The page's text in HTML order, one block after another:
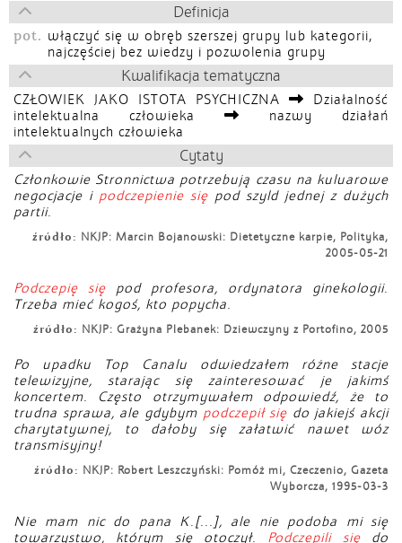
Definicja
pot. włączyć się w obręb szerszej grupy lub kategorii,
najczęściej bez wiedzy i pozwolenia grupy
Kwalifikacja tematyczna
CZŁOWIEK JAKO ISTOTA PSYCHICZNA
Działalność
intelektualna człowieka
nazwy działań
intelektualnych człowieka
Cytaty
Członkowie Stronnictwa potrzebują czasu na kuluarowe
negocjacje i podczepienie się pod szyld jednej z dużych
partii.
źródło: NKJP: Marcin Bojanowski: Dietetyczne karpie, Polityka,
2005-05-21
Podczepię się pod profesora, ordynatora ginekologii.
Trzeba mieć kogoś, kto popycha.
źródło: NKJP: Grażyna Plebanek: Dziewczyny z Portofino, 2005
Po upadku Top Canalu odwiedzałem różne stacje
telewizyjne, starając się zainteresować je jakimś
koncertem. Często otrzymywałem odpowiedź, że to
trudna sprawa, ale gdybym podczepił się do jakiejś akcji
charytatywnej, to dałoby się załatwić nawet wóz
transmisyjny!
źródło: NKJP: Robert Leszczyński: Pomóż mi, Czeczenio, Gazeta
Wyborcza, 1995-03-3
Nie mam nic do pana K.[...], ale nie podoba mi się
towarzystwo, którym się otoczył. Podczepili siędo